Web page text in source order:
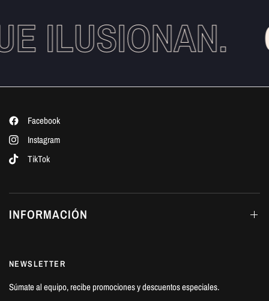
ILUSIONAN.
Facebook
Instagram
TikTok
INFORMACIÓN
NEWSLETTER
Súmate al equipo, recibe promociones y descuentos especiales.